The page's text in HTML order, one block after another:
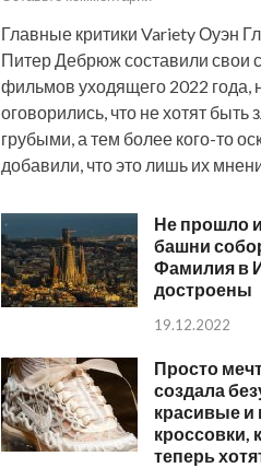
Главные критики Variety Оуэн
Питер Дебрюж составили свои
фильмов уходящего 2022 года,
оговорились, что не хотят быть
грубыми, а тем более кого-то
добавили, что это лишь их
Не прошло
башни
Фамилия в
достроены
19.12.2022
Просто
создала
красивые
кроссовки,
теперь